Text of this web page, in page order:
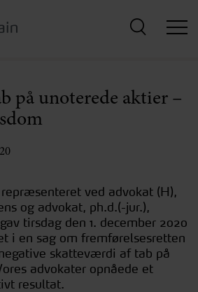
på unoterede aktier –
ved advokat (H),
og advokat, ph.d.(-jur.),
tirsdag den 1. december 2020
i en sag om fremførelsesretten
skatteværdi af tab på
advokater opnåede et
resultat.